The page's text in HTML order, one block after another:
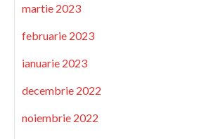
martie 2023
februarie 2023
ianuarie 2023
decembrie 2022
noiembrie 2022